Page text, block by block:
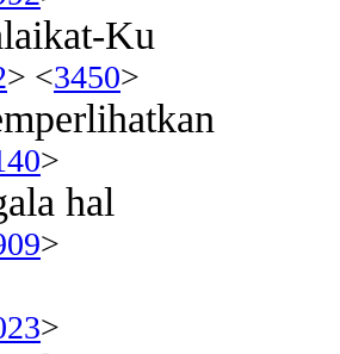
Ku
> <3450>
>
hal
>
>